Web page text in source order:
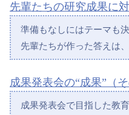
先輩たちの研究成果に
準備もなしにはテーマも
先輩たちが作った答えは
成果発表会の“成果”（
成果発表会で目指した教